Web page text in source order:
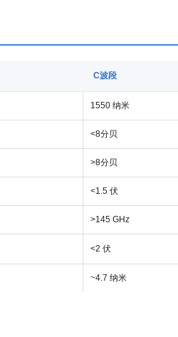
C波段
1550 纳米
<8分贝
>8分贝
<1.5 伏
>145 GHz
<2 伏
~4.7 纳米